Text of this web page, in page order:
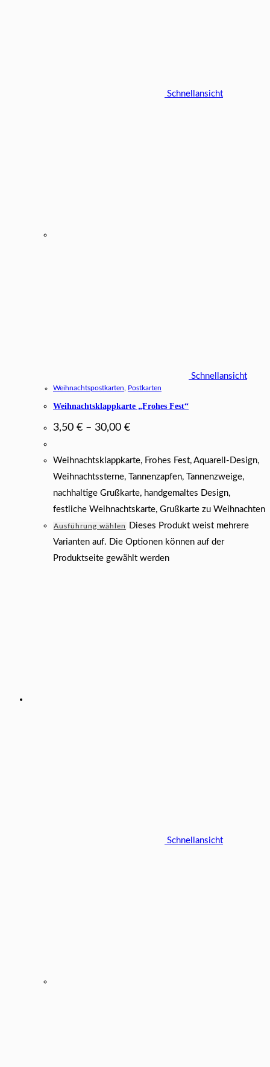
Schnellansicht
Schnellansicht
Weihnachtspostkarten Postkarten
Weihnachtsklappkarte „Frohes Fest“
3,50 € – 30,00 €
Weihnachtsklappkarte, Frohes Fest, Aquarell-Design,
Weihnachtssterne, Tannenzapfen, Tannenzweige,
nachhaltige Grußkarte, handgemaltes Design,
festliche Weihnachtskarte, Grußkarte zu Weihnachten
Ausführung wählen
Dieses Produkt weist mehrere
Varianten auf. Die Optionen können auf der
Produktseite gewählt werden
Schnellansicht